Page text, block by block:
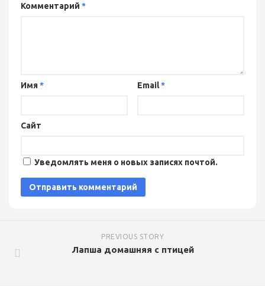
Комментарий *
Имя* Email*
Сайт
Уведомлять меня о новых записях почтой.
PREVIOUS STORY
Лапша домашняя с птицей